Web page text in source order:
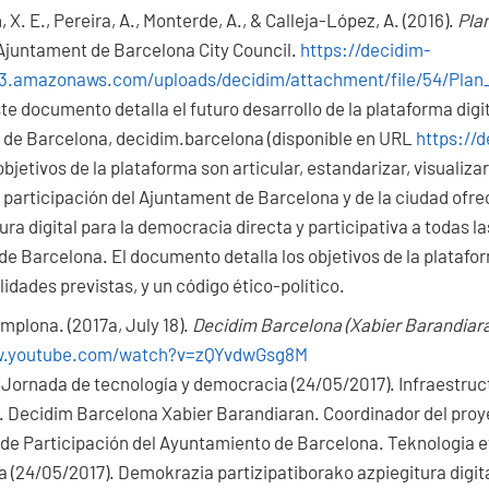
E., Pereira, A., Monterde, A., & Calleja-López, A. (2016).
de Barcelona City Council. https://decidim-
uploads/decidim/attachment/file/54/
documento detalla el futuro desarrollo de la plataforma
Barcelona, decidim.barcelona (disponible en URL https://
de la plataforma son articular, estandarizar,
del Ajuntament de Barcelona y de la ciudad
digital para la democracia directa y participativa a todas
Barcelona. El documento detalla los objetivos de la
previstas, y un código ético-político.
(2017a, July 18). Decidim Barcelona (Xabier
watch?v=zQYvdwGsg8M
de tecnología y democracia (24/05/2017).
Barcelona Xabier Barandiaran. Coordinador del
Participación del Ayuntamiento de Barcelona. Teknologia
(24/05/2017). Demokrazia partizipatiborako azpiegitura